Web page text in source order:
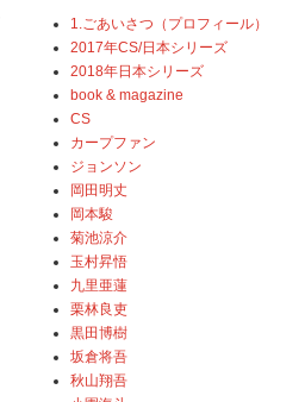
1.ごあいさつ（プロフィール）
2017年CS/日本シリーズ
2018年日本シリーズ
book & magazine
CS
カープファン
ジョンソン
岡田明丈
岡本駿
菊池涼介
玉村昇悟
九里亜蓮
栗林良吏
黒田博樹
坂倉将吾
秋山翔吾